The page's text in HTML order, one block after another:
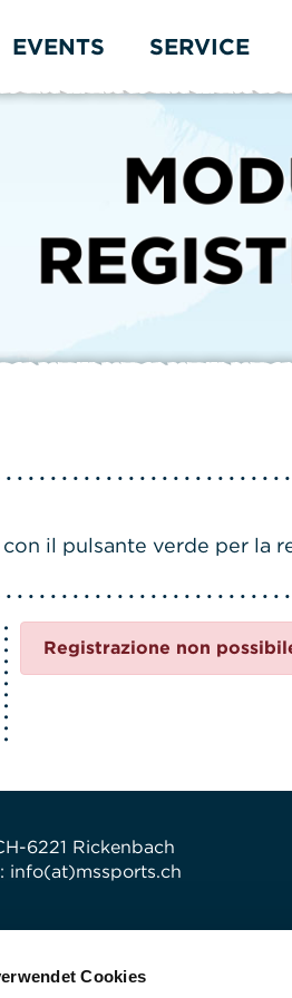
Cookies
EVENTS SERVICE
il pulsante verde per la
Registrazione non
6221 Rickenbach
info(at)mssports.ch